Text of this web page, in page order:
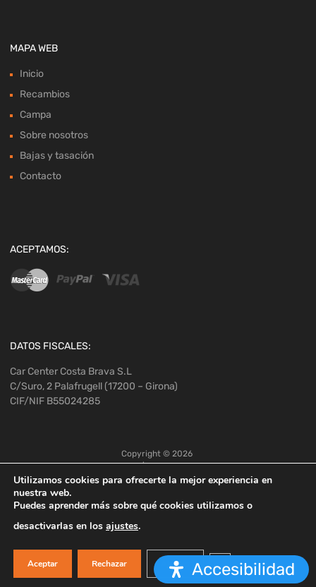
MAPA WEB
Inicio
Recambios
Campa
Sobre nosotros
Bajas y tasación
Contacto
ACEPTAMOS:
DATOS FISCALES:
Car Center Costa Brava S.L
C/Suro, 2 Palafrugell (17200 – Girona)
CIF/NIF B55024285
Copyright © 2026
Utilizamos cookies para ofrecerte la mejor experiencia en
nuestra web.
Puedes aprender más sobre qué cookies utilizamos o
desactivarlas en los ajustes.
Aceptar Rechazar Ajustes Cerrar el banner de
Accesibilidad